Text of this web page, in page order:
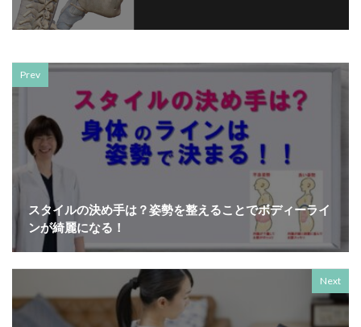
Prev
スタイルの決め手は？姿勢を整えることでボディーライ
ンが綺麗になる！
Next